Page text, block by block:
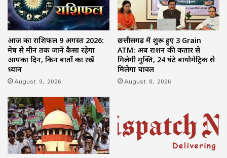
आज का राशिफल 9 अगस्त 2026:
मेष से मीन तक जानें कैसा रहेगा
आपका दिन, किन बातों का रखें
ध्यान
August 9, 2026
छत्तीसगढ़ में शुरू हुए 3 Grain
ATM: अब राशन की कतार से
मिलेगी मुक्ति, 24 घंटे बायोमेट्रिक से
मिलेगा चावल
August 8, 2026